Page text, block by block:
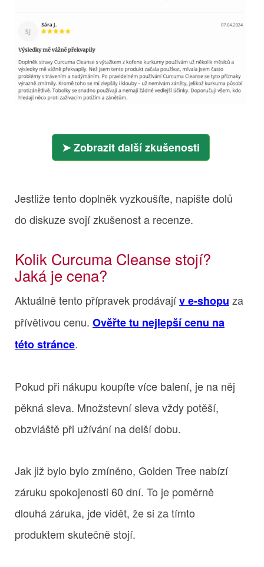
Zobrazit další zkušenosti
Jestliže tento doplněk vyzkoušíte, napište dolů
do diskuze svojí zkušenost a recenze.
Kolik Curcuma Cleanse stojí?
Jaká je cena?
Aktuálně tento přípravek prodávajív e-shopu za
přívětivou cenu. Ověřte tu nejlepší cenu na
této stránce.
Pokud při nákupu koupíte více balení, je na něj
pěkná sleva. Množstevní sleva vždy potěší,
obzvláště při užívání na delší dobu.
Jak již bylo bylo zmíněno, Golden Tree nabízí
záruku spokojenosti 60 dní. To je poměrně
dlouhá záruka, jde vidět, že si za tímto
produktem skutečně stojí.